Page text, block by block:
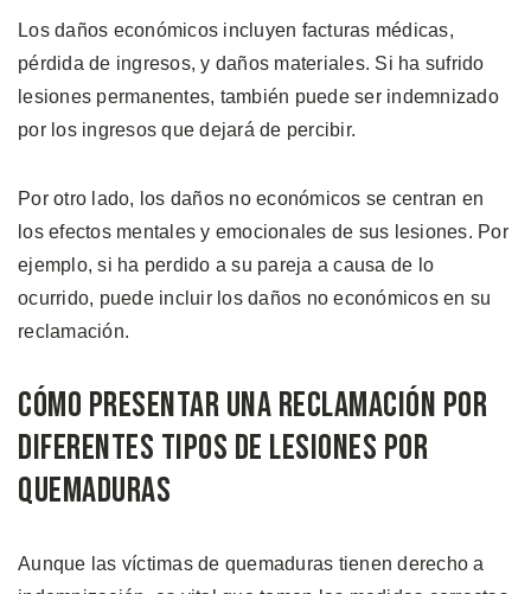
Los daños económicos incluyen facturas médicas,
pérdida de ingresos, y daños materiales. Si ha sufrido
lesiones permanentes, también puede ser indemnizado
por los ingresos que dejará de percibir.
Por otro lado, los daños no económicos se centran en
los efectos mentales y emocionales de sus lesiones. Por
ejemplo, si ha perdido a su pareja a causa de lo
ocurrido, puede incluir los daños no económicos en su
reclamación.
Cómo Presentar una Reclamación por
Diferentes Tipos de Lesiones por
Quemaduras
Aunque las víctimas de quemaduras tienen derecho a